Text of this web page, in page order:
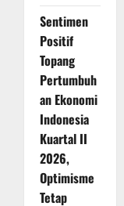
Sentimen
Positif
Topang
Pertumbuh
an Ekonomi
Indonesia
Kuartal II
2026,
Optimisme
Tetap